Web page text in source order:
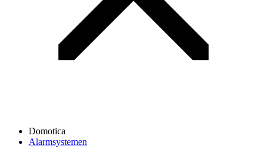
Domotica
Alarmsystemen